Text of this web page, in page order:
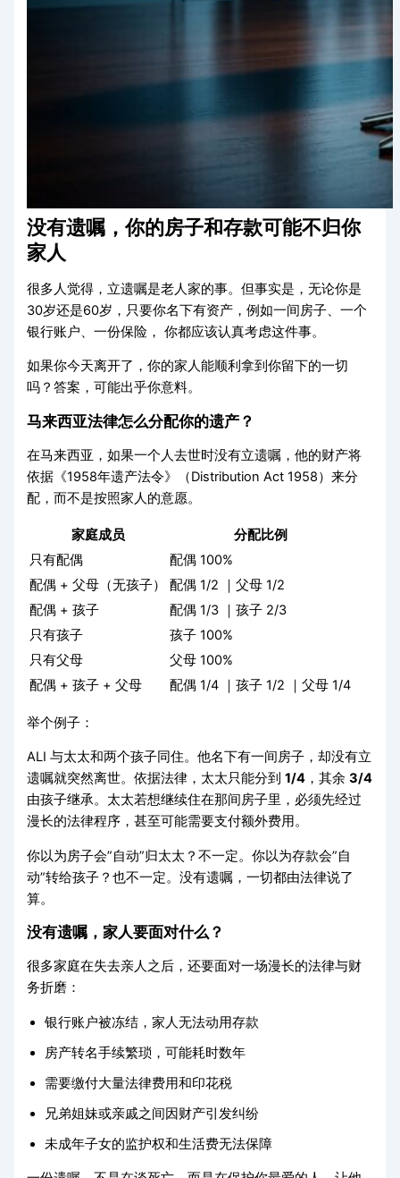
没有遗嘱，你的房子和存款可能不归你
家人
很多人觉得，立遗嘱是老人家的事。但事实是，无论你是
30岁还是60岁，只要你名下有资产，例如一间房子、一个
银行账户、一份保险， 你都应该认真考虑这件事。
如果你今天离开了，你的家人能顺利拿到你留下的一切
吗？答案，可能出乎你意料。
马来西亚法律怎么分配你的遗产？
在马来西亚，如果一个人去世时没有立遗嘱，他的财产将
依据《1958年遗产法令》（Distribution Act 1958）来分
配，而不是按照家人的意愿。
家庭成员
分配比例
只有配偶
配偶 100%
配偶 + 父母（无孩子）
配偶 1/2 ｜父母 1/2
配偶 + 孩子
配偶 1/3 ｜孩子 2/3
只有孩子
孩子 100%
只有父母
父母 100%
配偶 + 孩子 + 父母
配偶 1/4 ｜孩子 1/2 ｜父母 1/4
举个例子：
ALI 与太太和两个孩子同住。他名下有一间房子，却没有立
遗嘱就突然离世。依据法律，太太只能分到1/4 ，其余3/4
由孩子继承。太太若想继续住在那间房子里，必须先经过
漫长的法律程序，甚至可能需要支付额外费用。
你以为房子会”自动”归太太？不一定。你以为存款会”自
动”转给孩子？也不一定。没有遗嘱，一切都由法律说了
算。
没有遗嘱，家人要面对什么？
很多家庭在失去亲人之后，还要面对一场漫长的法律与财
务折磨：
银行账户被冻结，家人无法动用存款
房产转名手续繁琐，可能耗时数年
需要缴付大量法律费用和印花税
兄弟姐妹或亲戚之间因财产引发纠纷
未成年子女的监护权和生活费无法保障